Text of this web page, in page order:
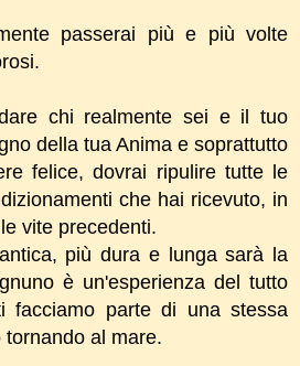
passerai più e più volte
chi realmente sei e il tuo
della tua Anima e soprattutto
felice, dovrai ripulire tutte le
che hai ricevuto, in
vite precedenti.
più dura e lunga sarà la
è un'esperienza del tutto
facciamo parte di una stessa
al mare.